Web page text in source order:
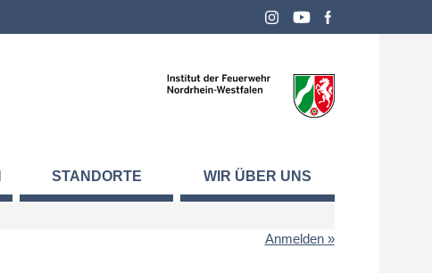
STANDORTE WIR ÜBER UNS
Anmelden